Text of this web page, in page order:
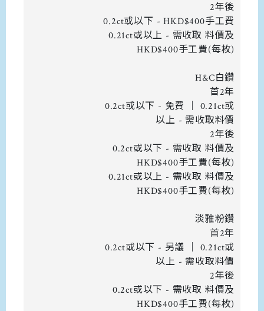
2年後
0.2ct或以下 - HKD$400手工費
0.21ct或以上 - 需收取 料價及
HKD$400手工費(每枚)
H&C白鑽
首2年
0.2ct或以下 - 免費 ｜ 0.21ct或
以上 - 需收取料價
2年後
0.2ct或以下 - 需收取 料價及
HKD$400手工費(每枚)
0.21ct或以上 - 需收取 料價及
HKD$400手工費(每枚)
淡雅粉鑽
首2年
0.2ct或以下 - 另議 ｜ 0.21ct或
以上 - 需收取料價
2年後
0.2ct或以下 - 需收取 料價及
HKD$400手工費(每枚)